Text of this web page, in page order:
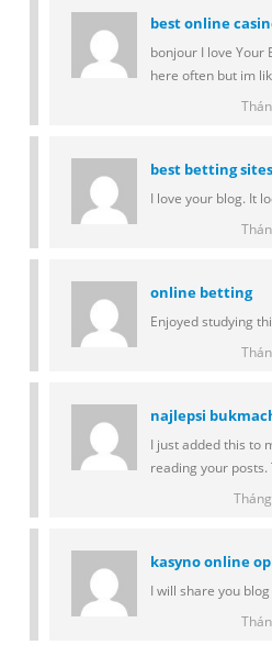
best online
bonjour I love Your
here often but im
best betting sites
I love your blog. It
online betting
Enjoyed studying
najlepsi
I just added this to
reading your posts.
kasyno online
I will share you